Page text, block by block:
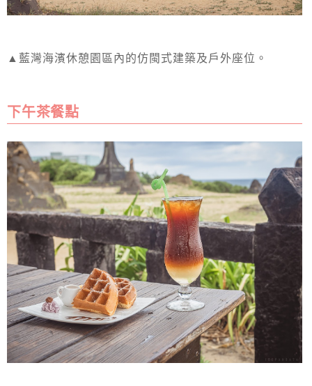
▲藍灣海濱休憩園區內的仿閩式建築及戶外座位。
下午茶餐點